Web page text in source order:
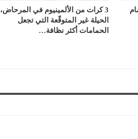
3 كرات من الألمينيوم في المرحاض،
الحيلة غير المتوقّعة التي تجعل
الحمامات أكثر نظافة…